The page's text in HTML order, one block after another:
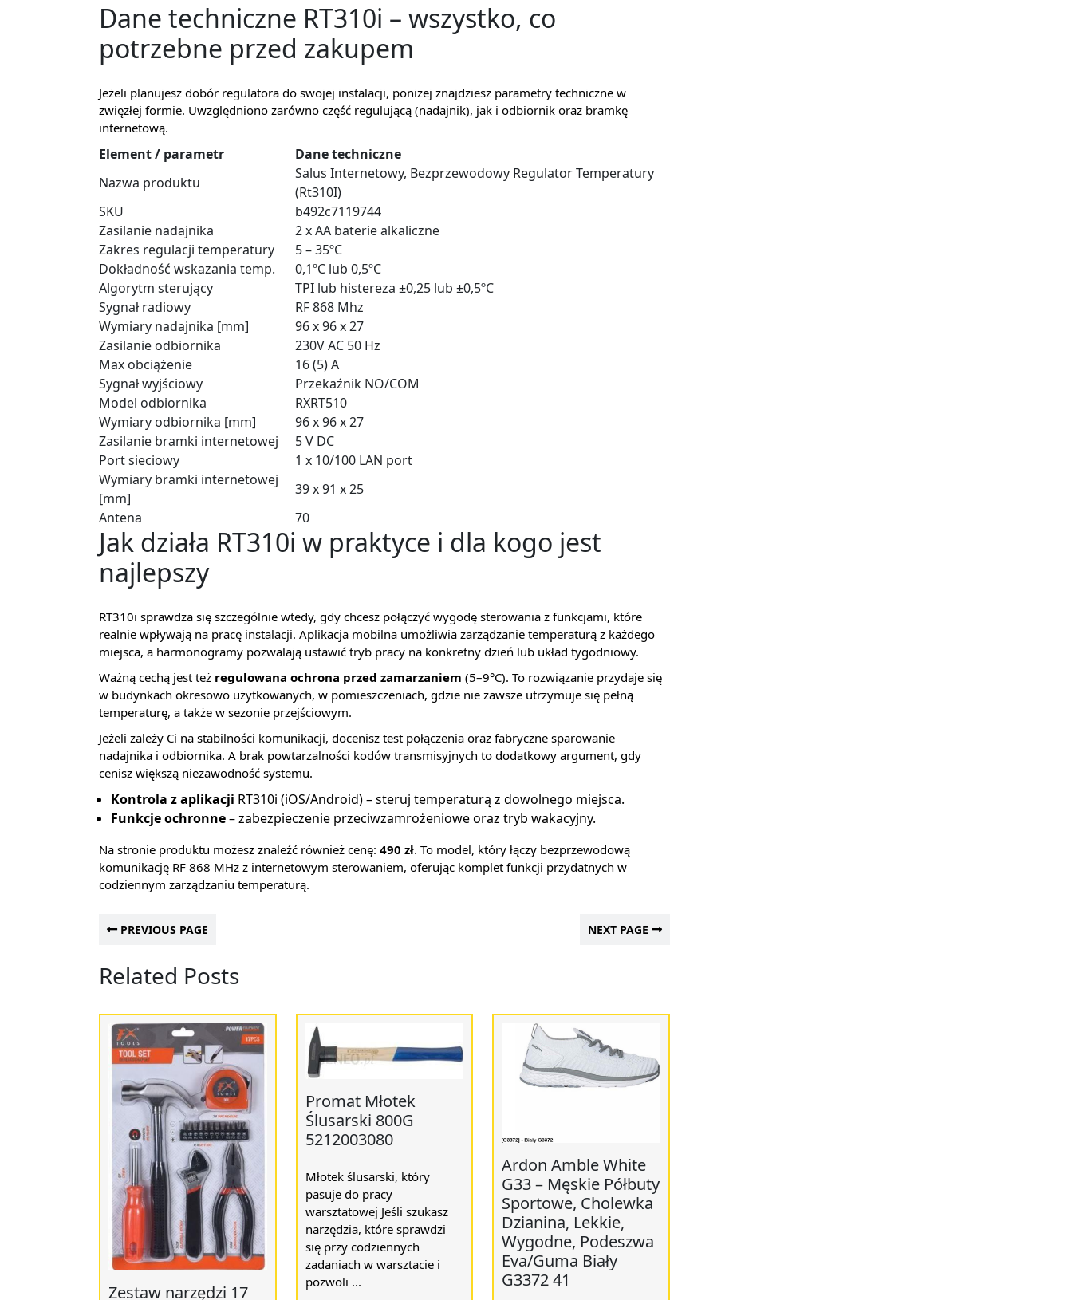
Dane techniczne RT310i – wszystko, co
potrzebne przed zakupem
Jeżeli planujesz dobór regulatora do swojej instalacji, poniżej znajdziesz parametry techniczne w
zwięzłej formie. Uwzględniono zarówno część regulującą (nadajnik), jak i odbiornik oraz bramkę
internetową.
Element / parametr
Dane techniczne
Nazwa produktu
Salus Internetowy, Bezprzewodowy Regulator Temperatury
(Rt310I)
SKU
b492c7119744
Zasilanie nadajnika
2 x AA baterie alkaliczne
Zakres regulacji temperatury
5 – 35ºC
Dokładność wskazania temp.
0,1ºC lub 0,5ºC
Algorytm sterujący
TPI lub histereza ±0,25 lub ±0,5ºC
Sygnał radiowy
RF 868 Mhz
Wymiary nadajnika [mm]
96 x 96 x 27
Zasilanie odbiornika
230V AC 50 Hz
Max obciążenie
16 (5) A
Sygnał wyjściowy
Przekaźnik NO/COM
Model odbiornika
RXRT510
Wymiary odbiornika [mm]
96 x 96 x 27
Zasilanie bramki internetowej
5 V DC
Port sieciowy
1 x 10/100 LAN port
Wymiary bramki internetowej
[mm]
39 x 91 x 25
Antena
70
Jak działa RT310i w praktyce i dla kogo jest
najlepszy
RT310i sprawdza się szczególnie wtedy, gdy chcesz połączyć wygodę sterowania z funkcjami, które
realnie wpływają na pracę instalacji. Aplikacja mobilna umożliwia zarządzanie temperaturą z każdego
miejsca, a harmonogramy pozwalają ustawić tryb pracy na konkretny dzień lub układ tygodniowy.
Ważną cechą jest też regulowana ochrona przed zamarzaniem (5–9°C). To rozwiązanie przydaje się
w budynkach okresowo użytkowanych, w pomieszczeniach, gdzie nie zawsze utrzymuje się pełną
temperaturę, a także w sezonie przejściowym.
Jeżeli zależy Ci na stabilności komunikacji, docenisz test połączenia oraz fabryczne sparowanie
nadajnika i odbiornika. A brak powtarzalności kodów transmisyjnych to dodatkowy argument, gdy
cenisz większą niezawodność systemu.
Kontrola z aplikacji RT310i (iOS/Android) – steruj temperaturą z dowolnego miejsca.
Funkcje ochronne– zabezpieczenie przeciwzamrożeniowe oraz tryb wakacyjny.
Na stronie produktu możesz znaleźć również cenę: 490 zł. To model, który łączy bezprzewodową
komunikację RF 868 MHz z internetowym sterowaniem, oferując komplet funkcji przydatnych w
codziennym zarządzaniu temperaturą.
PREVIOUS PAGE NEXT PAGE
Related Posts
Zestaw narzędzi 17
Promat Młotek
Ślusarski 800G
5212003080
Młotek ślusarski, który
pasuje do pracy
warsztatowej Jeśli szukasz
narzędzia, które sprawdzi
się przy codziennych
zadaniach w warsztacie i
pozwoli ...
Ardon Amble White
G33 – Męskie Półbuty
Sportowe, Cholewka
Dzianina, Lekkie,
Wygodne, Podeszwa
Eva/Guma Biały
G3372 41